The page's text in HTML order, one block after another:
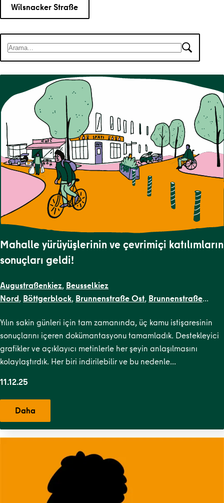
Wilsnacker Straße
Aramanız için 8 sonuç var.
Mahalle yürüyüşlerinin ve çevrimiçi katılımların
sonuçları geldi!
Augustraßenkiez, Beusselkiez
Nord, Böttgerblock, Brunnenstraße Ost, Brunnenstraße
Straße,Karl-Marx-Allee Nord,Karl-Marx-Allee
Süd,Krausenstraße,Lehrter Straße,Malplaquetkiez,Moabit
West,Ottopark,Rosa-Luxemburg-
Platz,Scheunenviertel,Schillerpark Süd,Soldiner Kiez
1,Uferstraßenkiez
Yılın sakin günleri için tam zamanında, üç kamu istişaresinin
sonuçlarını içeren dokümantasyonu tamamladık. Destekleyici
grafikler ve açıklayıcı metinlerle her şeyin anlaşılmasını
kolaylaştırdık. Her biri indirilebilir ve bu nedenle…
11.12.25
Daha